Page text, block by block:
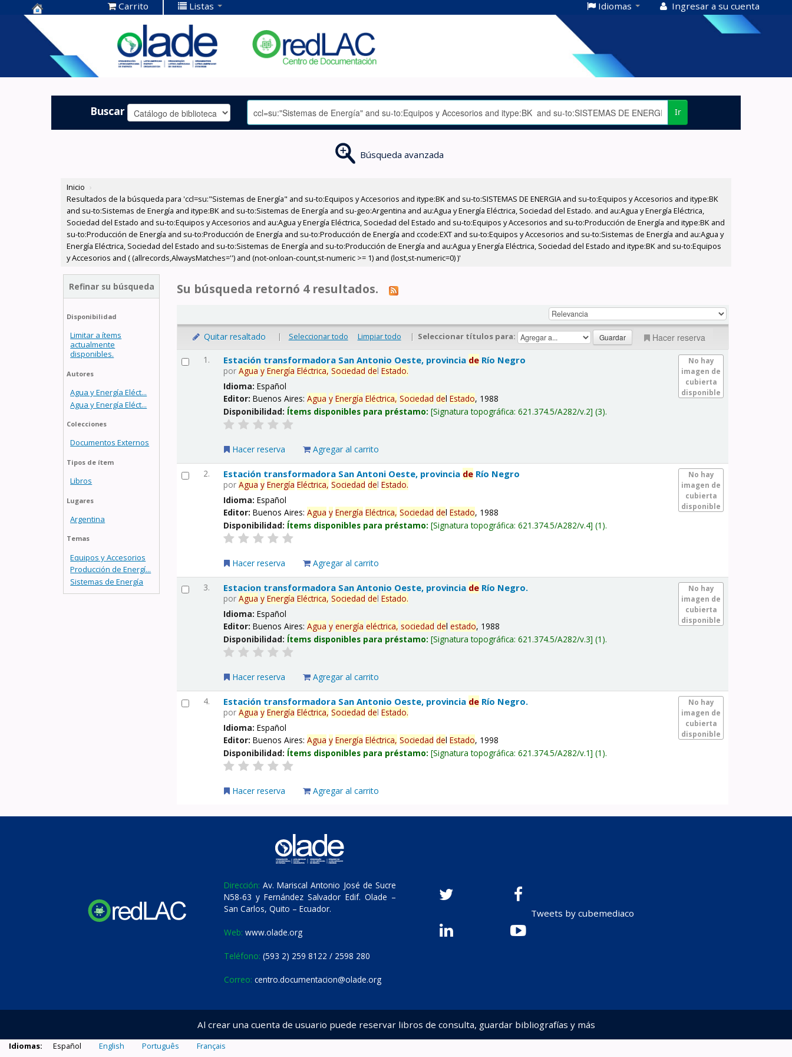
Centro de
Documentación
OLADE -
Carrito Listas Idiomas Ingresar a su cuenta
Buscar Ir
Búsqueda avanzada
Inicio ›
Resultados de la búsqueda para 'ccl=su:"Sistemas de Energía" and su-to:Equipos y Accesorios and itype:BK and su-to:SISTEMAS DE ENERGIA and su-to:Equipos y Accesorios and itype:BK
and su-to:Sistemas de Energía and itype:BK and su-to:Sistemas de Energía and su-geo:Argentina and au:Agua y Energía Eléctrica, Sociedad del Estado. and au:Agua y Energía Eléctrica,
Sociedad del Estado and su-to:Equipos y Accesorios and au:Agua y Energía Eléctrica, Sociedad del Estado and su-to:Equipos y Accesorios and su-to:Producción de Energía and itype:BK and
su-to:Producción de Energía and su-to:Producción de Energía and su-to:Producción de Energía and ccode:EXT and su-to:Equipos y Accesorios and su-to:Sistemas de Energía and au:Agua y
Energía Eléctrica, Sociedad del Estado and su-to:Sistemas de Energía and su-to:Producción de Energía and au:Agua y Energía Eléctrica, Sociedad del Estado and itype:BK and su-to:Equipos
y Accesorios and ( (allrecords,AlwaysMatches='') and (not-onloan-count,st-numeric >= 1) and (lost,st-numeric=0) )'
Refinar su búsqueda
Disponibilidad
Limitar a ítems
actualmente
disponibles.
Autores
Agua y Energía Eléct...
Agua y Energía Eléct...
Colecciones
Documentos Externos
Tipos de ítem
Libros
Lugares
Argentina
Temas
Equipos y Accesorios
Producción de Energí...
Sistemas de Energía
Su búsqueda retornó 4 resultados.
Quitar resaltado | Seleccionar todo Limpiar todo | Seleccionar títulos para: Hacer reserva
1.
No hay
imagen de
cubierta
disponible
Estación transformadora San Antonio Oeste, provincia de Río Negro
porAgua y Energía Eléctrica, Sociedad delEstado.
Idioma:Español
Editor:Buenos Aires:Agua y Energía Eléctrica, Sociedad delEstado, 1988
Disponibilidad: Ítems disponibles para préstamo: Signatura topográfica:621.374.5/A282/v.2 (3).
Hacer reserva Agregar al carrito
2.
No hay
imagen de
cubierta
disponible
Estación transformadora San Antoni Oeste, provincia de Río Negro
porAgua y Energía Eléctrica, Sociedad delEstado.
Idioma:Español
Editor:Buenos Aires:Agua y Energía Eléctrica, Sociedad delEstado, 1988
Disponibilidad: Ítems disponibles para préstamo: Signatura topográfica:621.374.5/A282/v.4 (1).
Hacer reserva Agregar al carrito
3.
No hay
imagen de
cubierta
disponible
Estacion transformadora San Antonio Oeste, provincia de Río Negro.
porAgua y Energía Eléctrica, Sociedad delEstado.
Idioma:Español
Editor:Buenos Aires:Agua y energía eléctrica, sociedad delestado, 1988
Disponibilidad: Ítems disponibles para préstamo: Signatura topográfica:621.374.5/A282/v.3 (1).
Hacer reserva Agregar al carrito
4.
No hay
imagen de
cubierta
disponible
Estación transformadora San Antonio Oeste, provincia de Río Negro.
porAgua y Energía Eléctrica, Sociedad delEstado.
Idioma:Español
Editor:Buenos Aires:Agua y Energía Eléctrica, Sociedad delEstado, 1998
Disponibilidad: Ítems disponibles para préstamo: Signatura topográfica:621.374.5/A282/v.1 (1).
Hacer reserva Agregar al carrito
Dirección: Av. Mariscal Antonio José de Sucre
N58-63 y Fernández Salvador Edif. Olade –
San Carlos, Quito – Ecuador.
Web: www.olade.org
Teléfono: (593 2) 259 8122 / 2598 280
Correo: centro.documentacion@olade.org
Tweets by cubemediaco
Al crear una cuenta de usuario puede reservar libros de consulta, guardar bibliografías y más
Idiomas: Español English Português Français